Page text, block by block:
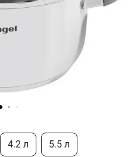
4.2 л 5.5 л